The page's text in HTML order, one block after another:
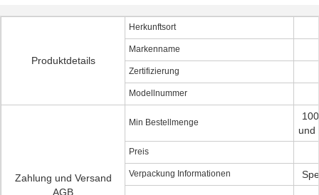
Produktdetails
Herkunftsort
Markenname
Zertifizierung
Modellnummer
Zahlung und Versand
AGB
Min Bestellmenge
und
Preis
Verpackung Informationen